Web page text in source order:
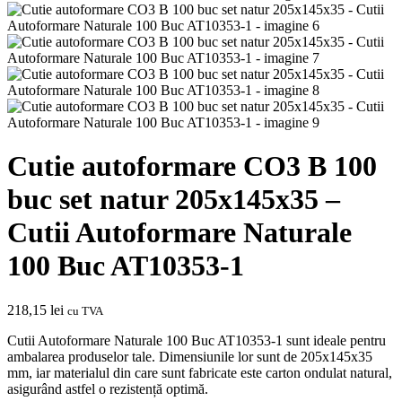
Cutie autoformare CO3 B 100
buc set natur 205x145x35 –
Cutii Autoformare Naturale
100 Buc AT10353-1
218,15 lei cu TVA
Cutii Autoformare Naturale 100 Buc AT10353-1 sunt ideale pentru
ambalarea produselor tale. Dimensiunile lor sunt de 205x145x35
mm, iar materialul din care sunt fabricate este carton ondulat natural,
asigurând astfel o rezistență optimă.